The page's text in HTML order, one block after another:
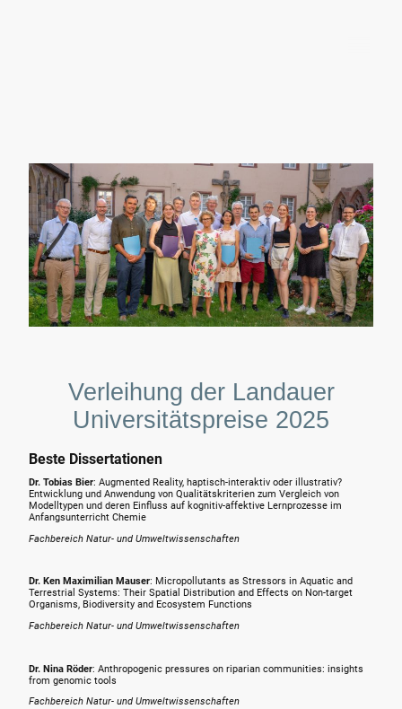
Verleihung der Landauer
Universitätspreise 2025
Beste Dissertationen
Dr. Tobias Bier: Augmented Reality, haptisch-interaktiv oder illustrativ?
Entwicklung und Anwendung von Qualitätskriterien zum Vergleich von
Modelltypen und deren Einfluss auf kognitiv-affektive Lernprozesse im
Anfangsunterricht Chemie
Fachbereich Natur- und Umweltwissenschaften
Dr. Ken Maximilian Mauser: Micropollutants as Stressors in Aquatic and
Terrestrial Systems: Their Spatial Distribution and Effects on Non-target
Organisms, Biodiversity and Ecosystem Functions
Fachbereich Natur- und Umweltwissenschaften
Dr. Nina Röder: Anthropogenic pressures on riparian communities: insights
from genomic tools
Fachbereich Natur- und Umweltwissenschaften